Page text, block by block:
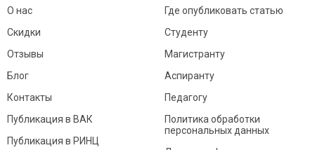
О нас
Скидки
Отзывы
Блог
Контакты
Где опубликовать статью
Студенту
Магистранту
Аспиранту
Педагогу
Публикация в ВАК
Публикация в РИНЦ
Политика обработки
персональных данных